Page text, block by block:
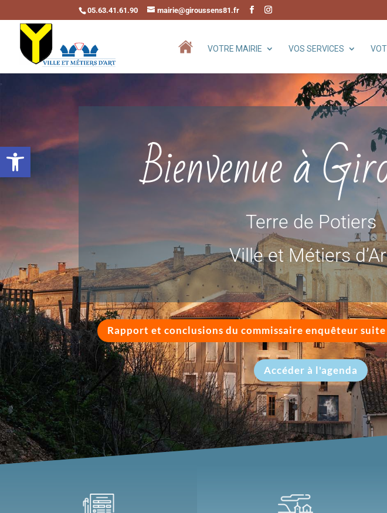
Ouvrir la barre d’outils
05.63.41.61.90 mairie@giroussens81.fr
VOTRE MAIRIE VOS SERVICES
Bienvenue à
Terre de Potiers
Ville et Métiers
Rapport et conclusions du commissaire enquêteur
Accéder à l'agenda